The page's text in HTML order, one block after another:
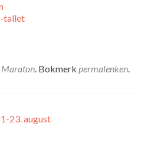
tallet
Maraton. Bokmerk permalenken.
23. august